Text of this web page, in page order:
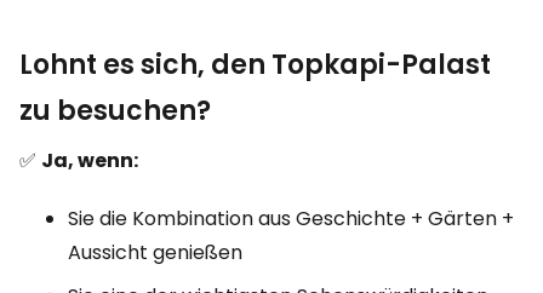
Lohnt es sich, den Topkapi-Palast
zu besuchen?
✅ Ja, wenn:
Sie die Kombination aus Geschichte + Gärten +
Aussicht genießen